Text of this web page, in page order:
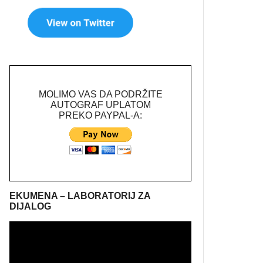
MOLIMO VAS DA PODRŽITE
AUTOGRAF UPLATOM
PREKO PAYPAL-A:
EKUMENA – LABORATORIJ ZA
DIJALOG